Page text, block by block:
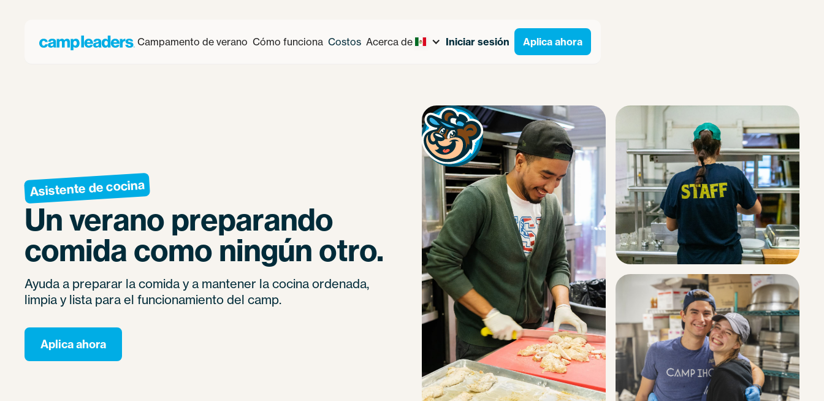
Campamento de verano Cómo funciona Costos Acerca de Iniciar sesión Aplica ahora
Asistente de cocina
Un verano preparando
comida como ningún otro.
Ayuda a preparar la comida y a mantener la cocina ordenada,
limpia y lista para el funcionamiento del camp.
Aplica ahora